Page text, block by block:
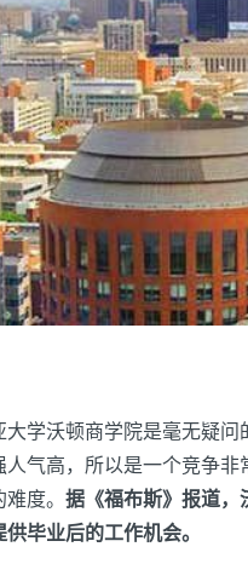
大学沃顿商学院是毫无疑
人气高，所以是一个竞争
度。 据《福布斯》报道，
毕业后的工作机会。